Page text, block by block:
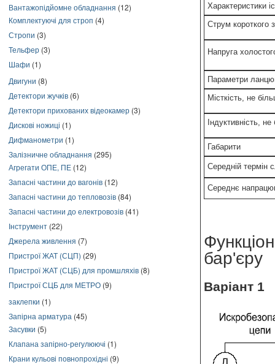
Вантажопідйомне обладнання (12)
Комплектуючі для строп (4)
Стропи (3)
Тельфер (3)
Шафи (1)
Двигуни (8)
Детектори жучків (6)
Детектори прихованих відеокамер (3)
Дискові ножиці (1)
Дифманометри (1)
Залізничне обладнання (295)
Агрегати ОПЕ, ПЕ (12)
Запасні частини до вагонів (12)
Запасні частини до тепловозів (84)
Запасні частини до електровозів (41)
Інструмент (22)
Джерела живлення (7)
Пристрої ЖАТ (СЦП) (29)
Пристрої ЖАТ (СЦБ) для промшляхів (8)
Пристрої СЦБ для МЕТРО (9)
заклепки (1)
Запірна арматура (45)
Засувки (5)
Клапана запірно-регулюючі (1)
Крани кульові повнопрохідні (9)
Характеристики
Струм короткого
Напруга
Параметри
Місткість, не
Індуктивність,
Габарити
Середній термін
Середнє
бар'єру
Варіант 1